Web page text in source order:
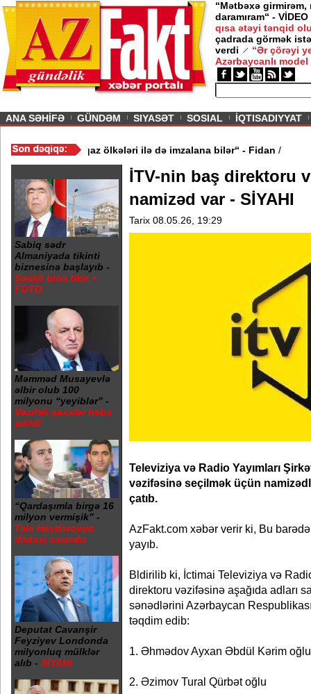
“Mətbəxə girmirəm,
daramıram“ - VİDEO
qısa ətəyi tənqid
çadrada görmək
verdi
“Ər çörəyi
Azərbaycanlı model
ANA SƏHİFƏ GÜNDƏM SIYASƏT SOSIAL İQTISADIYYAT
oxşar anlaşma Qafqaz ölkələri ilə də imzalana bilər“ - Fidan
Sabiq sədr
Almaniyada tikinti
biznesinə başlayıb -
Şərikli bina tikir +
FOTO
Məmməd Musayevlə
əlbir olub 100
milyonu “yeyiblər” -
Vəzifəli şəxslər həbs
edildi
“Qardaşımla birgə 16
milyon vermişik” -
Tale Heydərovun
ifadəsi oxundu
Deputat Cavanşir
Feyziyev Londonda
milyonluq mülklər
alıb - SİYAHI
İTV-nin baş direktoru
namizəd var - SİYAHI
Tarix 08.05.26, 19:29
Televiziya və Radio Yayımları
vəzifəsinə seçilmək üçün
çatıb.
AzFakt.com xəbər verir ki, Bu
yayıb.
Bldirilib ki, İctimai Televiziya və
direktoru vəzifəsinə aşağıda adları
sənədlərini Azərbaycan
təqdim edib:
1. Əhmədov Ayxan Əbdül Kərim oğlu
2. Əzimov Tural Qürbət oğlu